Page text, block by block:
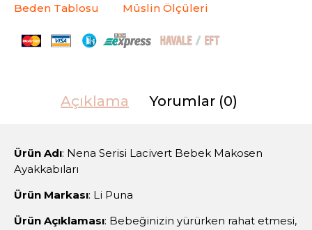
Beden Tablosu Müslin Ölçüleri
Açıklama Yorumlar (0)
Ürün Adı: Nena Serisi Lacivert Bebek Makosen
Ayakkabıları
Ürün Markası: Li Puna
Ürün Açıklaması: Bebeğinizin yürürken rahat etmesi,